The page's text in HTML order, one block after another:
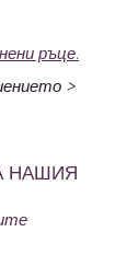
ръце.
>
НАШИЯ